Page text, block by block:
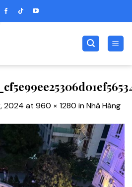
2024 at 960 × 1280 inNhà Hàng